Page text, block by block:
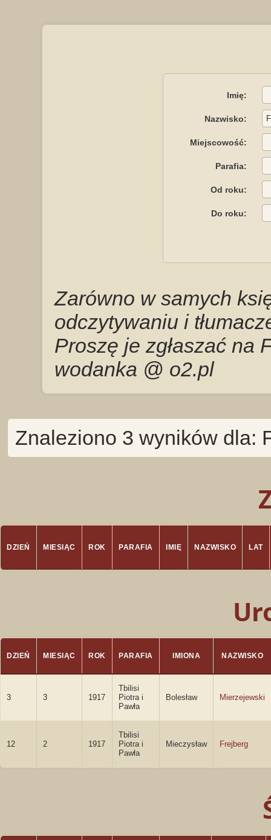
Imię:
Nazwisko:
Miejscowość:
Parafia:
Od roku:
Do roku:
Zarówno w samych
odczytywaniu i
Proszę je zgłaszać na
wodanka @ o2.pl
Znaleziono 3 wyników dla:
DZIEŃ MIESIĄC ROK PARAFIA IMIĘ NAZWISKO LAT
DZIEŃ MIESIĄC ROK PARAFIA IMIONA NAZWISKO
3 3 1917
Tbilisi
Piotra i
Pawła
Bolesław Mierzejewski
12 2 1917
Tbilisi
Piotra i
Pawła
Mieczysław Frejberg